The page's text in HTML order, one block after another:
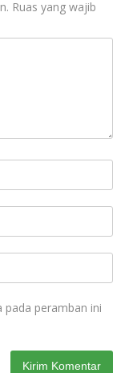
Ruas yang wajib
pada peramban ini